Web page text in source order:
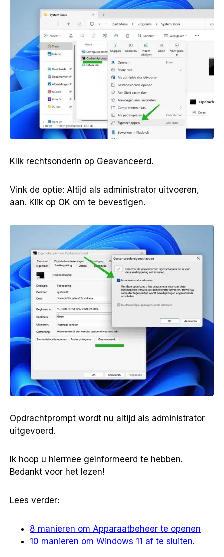
Klik rechtsonderin op Geavanceerd.
Vink de optie: Altijd als administrator uitvoeren,
aan. Klik op OK om te bevestigen.
Opdrachtprompt wordt nu altijd als administrator
uitgevoerd.
Ik hoop u hiermee geïnformeerd te hebben.
Bedankt voor het lezen!
Lees verder:
8 manieren om Apparaatbeheer te openen
10 manieren om Windows 11 af te sluiten.